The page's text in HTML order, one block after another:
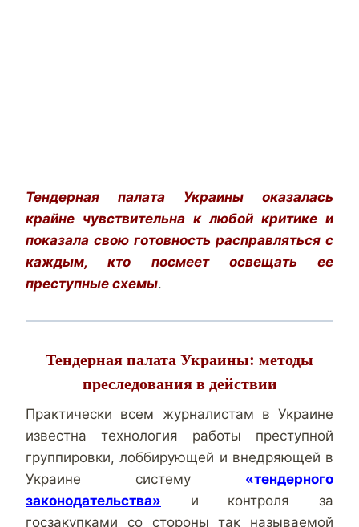
Тендерная палата Украины оказалась
крайне чувствительна к любой критике и
показала свою готовность расправляться с
каждым, кто посмеет освещать ее
преступные схемы.
Тендерная палата Украины: методы
преследования в действии
Практически всем журналистам в Украине
известна технология работы преступной
группировки, лоббирующей и внедряющей в
Украине систему «тендерного
законодательства» и контроля за
госзакупками со стороны так называемой